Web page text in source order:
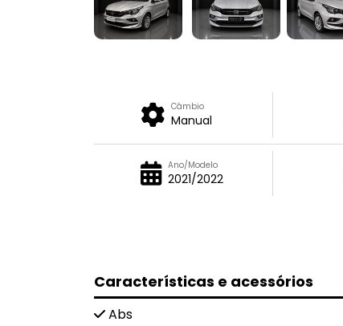
Câmbio
Manual
Ano/Modelo
2021/2022
Características e acessórios
Abs